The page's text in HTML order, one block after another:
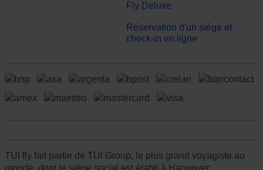
Fly Deluxe
Réservation d'un siège et
check-in en ligne
TUI fly fait partie de TUI Group, le plus grand voyagiste au
monde, dont le siège social est établi à Hannover,